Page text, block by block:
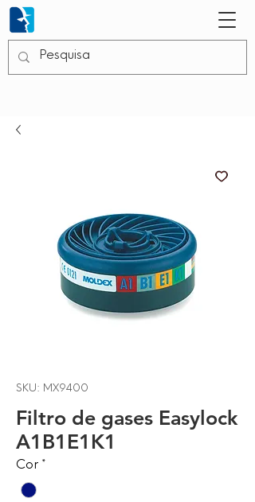
SKU: MX9400
Filtro de gases Easylock
A1B1E1K1
Cor *